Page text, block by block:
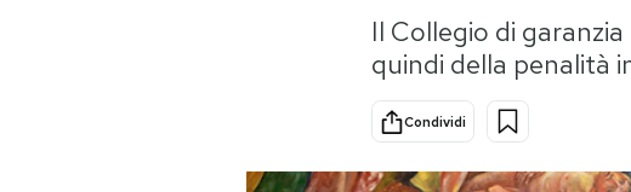
Ok Boomer!
Altrecose
Il Collegio di
quindi della penalità
Condividi